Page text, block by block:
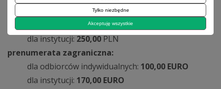
prenumerata krajowa:
dla odbiorców indywidualnych:
dla instytucji:250,00PLN
prenumerata zagraniczna:
dla odbiorców indywidualnych: 100,00 EURO
dla instytucji: 170,00 EURO
Tylko niezbędne
Akceptuję wszystkie